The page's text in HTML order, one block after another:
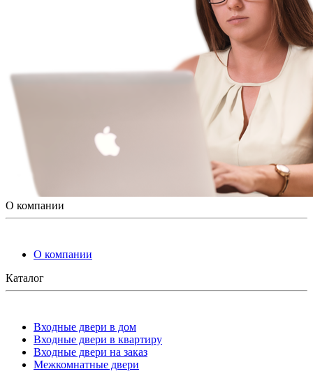
О компании
О компании
Каталог
Входные двери в дом
Входные двери в квартиру
Входные двери на заказ
Межкомнатные двери